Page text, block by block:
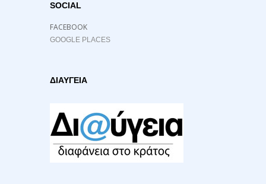
SOCIAL
FACEBOOK
GOOGLE PLACES
ΔΙΑΥΓΕΙΑ